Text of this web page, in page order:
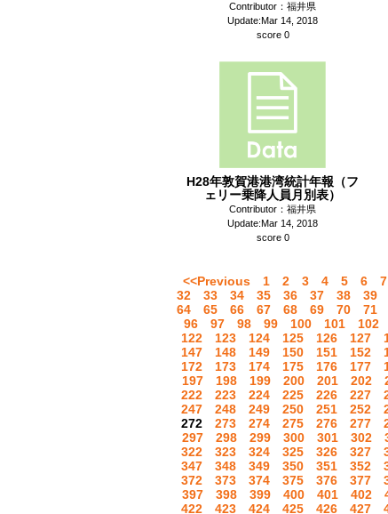
Contributor：福井県
Update:Mar 14, 2018
score 0
H28年敦賀港港湾統計年報（フ
ェリー乗降人員月別表）
Contributor：福井県
Update:Mar 14, 2018
score 0
<<Previous 1 2 3 4 5 6 7
32
33 34 35 36 37 38 39
64
65 66 67 68 69 70 71
96
97 98 99 100 101 102
122
123 124 125 126 127
147
148 149 150 151 152
172
173 174 175 176 177
197
198 199 200 201 202
222
223 224 225 226 227
247
248 249 250 251 252
272
273 274 275 276 277
297
298 299 300 301 302
322
323 324 325 326 327
347
348 349 350 351 352
372
373 374 375 376 377
397
398 399 400 401 402
422
423 424 425 426 427